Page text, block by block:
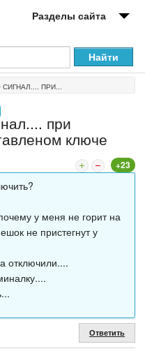
Разделы сайта
ПРИ...
при
ключе
+23
у меня не горит на
не пристегнут у
отключили....
Ответить